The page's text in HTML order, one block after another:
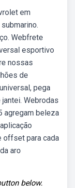
em
Webfrete
esportivo
nossas
de
pega
Webrodas
agregam beleza
offset para cada
aro
below.